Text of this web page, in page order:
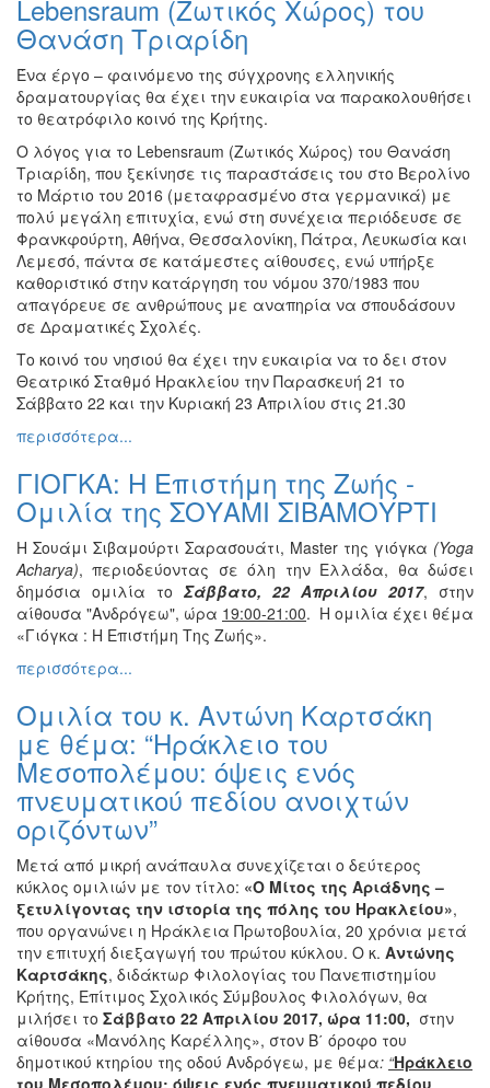
Βιβλίο
Ζωγραφική
Φωτογραφία
Τραγούδι
Κινηματογράφος
Χορός
Θέατρο
Παζάρι
Ειδών
Συνέδρια
Ημερίδες
-
Διημερίδες
Σεμινάρια-
Ομιλίες
Διάφορες
Εκδηλώσεις
για
Παιδιά
Άλλες
Εκδηλώσεις
ΤΟΠΟΣ
ΜΑΣ
ΔΗΜΟΣ
ΠΟΛΙΤΙΣΜΟΣ
ΑΝΘΕΚΤΙΚΗ
ΠΟΛΗ
Lebensraum (Ζωτικός Χώρος) του
Θανάση Τριαρίδη
Ένα έργο – φαινόμενο της σύγχρονης ελληνικής
δραματουργίας θα έχει την ευκαιρία να παρακολουθήσει
το θεατρόφιλο κοινό της Κρήτης.
Ο λόγος για το Lebensraum (Ζωτικός Χώρος) του Θανάση
Τριαρίδη, που ξεκίνησε τις παραστάσεις του στο Βερολίνο
το Μάρτιο του 2016 (μεταφρασμένο στα γερμανικά) με
πολύ μεγάλη επιτυχία, ενώ στη συνέχεια περιόδευσε σε
Φρανκφούρτη, Αθήνα, Θεσσαλονίκη, Πάτρα, Λευκωσία και
Λεμεσό, πάντα σε κατάμεστες αίθουσες, ενώ υπήρξε
καθοριστικό στην κατάργηση του νόμου 370/1983 που
απαγόρευε σε ανθρώπους με αναπηρία να σπουδάσουν
σε Δραματικές Σχολές.
Το κοινό του νησιού θα έχει την ευκαιρία να το δει στον
Θεατρικό Σταθμό Ηρακλείου την Παρασκευή 21 το
Σάββατο 22 και την Κυριακή 23 Απριλίου στις 21.30
περισσότερα...
ΓΙΟΓΚΑ: Η Επιστήμη της Ζωής -
Ομιλία της ΣΟΥΑΜΙ ΣΙΒΑΜΟΥΡΤΙ
Η Σουάμι Σιβαμούρτι Σαρασουάτι, Master της γιόγκα (Yoga
Acharya), περιοδεύοντας σε όλη την Ελλάδα, θα δώσει
δημόσια ομιλία το Σάββατο, 22 Απριλίου 2017, στην
αίθουσα "Ανδρόγεω", ώρα 19:00-21:00. Η ομιλία έχει θέμα
«Γιόγκα : Η Επιστήμη Της Ζωής».
περισσότερα...
Ομιλία του κ. Αντώνη Καρτσάκη
με θέμα: “Ηράκλειο του
Μεσοπολέμου: όψεις ενός
πνευματικού πεδίου ανοιχτών
οριζόντων”
Μετά από μικρή ανάπαυλα συνεχίζεται ο δεύτερος
κύκλος ομιλιών με τον τίτλο: «Ο Μίτος της Αριάδνης –
ξετυλίγοντας την ιστορία της πόλης του Ηρακλείου»,
που οργανώνει η Ηράκλεια Πρωτοβουλία, 20 χρόνια μετά
την επιτυχή διεξαγωγή του πρώτου κύκλου. Ο κ. Αντώνης
Καρτσάκης, διδάκτωρ Φιλολογίας του Πανεπιστημίου
Κρήτης, Επίτιμος Σχολικός Σύμβουλος Φιλολόγων, θα
μιλήσει το Σάββατο 22 Απριλίου 2017, ώρα 11:00, στην
αίθουσα «Μανόλης Καρέλλης», στον Β΄ όροφο του
δημοτικού κτηρίου της οδού Ανδρόγεω, με θέμα: “Ηράκλειο
του Μεσοπολέμου: όψεις ενός πνευματικού πεδίου